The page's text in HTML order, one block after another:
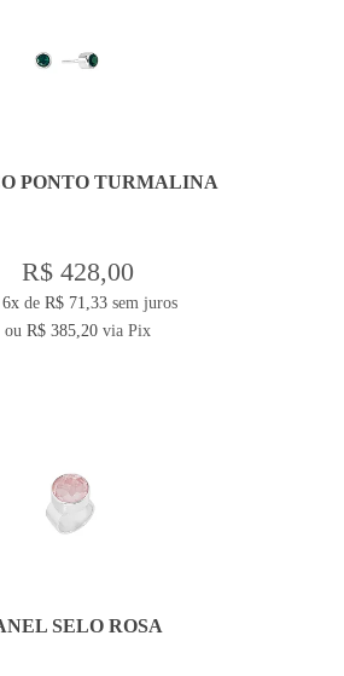
PONTO TURMALINA
R$ 428,00
6xde R$ 71,33 sem juros
ou R$ 385,20via Pix
SELO ROSA